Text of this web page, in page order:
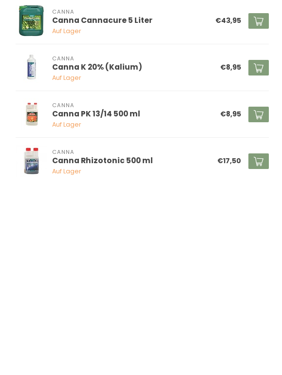
CANNA
Canna Cannacure 5 Liter
Auf Lager
€43,95
CANNA
Canna K 20% (Kalium)
Auf Lager
€8,95
CANNA
Canna PK 13/14 500 ml
Auf Lager
€8,95
CANNA
Canna Rhizotonic 500 ml
Auf Lager
€17,50